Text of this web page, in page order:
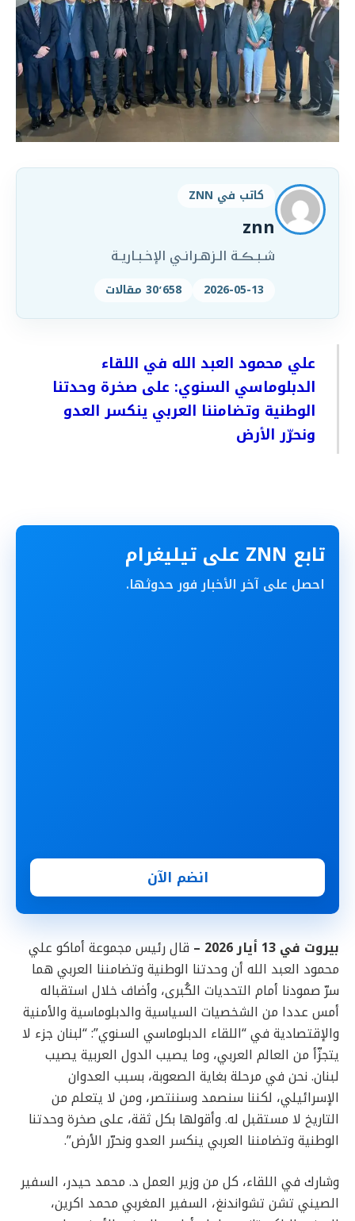
كاتب في ZNN
znn
شـبـڪـة الـزهـرانـي الإخـبـاريـة
2026-05-13 30٬658 مقالات
علي محمود العبد الله في اللقاء
الدبلوماسي السنوي: على صخرة وحدتنا
الوطنية وتضامننا العربي ينكسر العدو
ونحرّر الأرض
تابع ZNN على تيليغرام
احصل على آخر الأخبار فور حدوثها.
انضم الآن
بيروت في 13 أيار 2026 –
قال رئيس مجموعة أماكو علي
محمود العبد الله أن وحدتنا الوطنية وتضامننا العربي هما
سرّ صمودنا أمام التحديات الكُبرى، وأضاف خلال استقباله
أمس عددا من الشخصيات السياسية والدبلوماسية والأمنية
والإقتصادية في “اللقاء الدبلوماسي السنوي”: “لبنان جزء لا
يتجزّأ من العالم العربي، وما يصيب الدول العربية يصيب
لبنان. نحن في مرحلة بغاية الصعوبة، بسبب العدوان
الإسرائيلي، لكننا سنصمد وسننتصر، ومن لا يتعلم من
التاريخ لا مستقبل له. وأقولها بكل ثقة، على صخرة وحدتنا
الوطنية وتضامننا العربي ينكسر العدو ونحرّر الأرض”.
وشارك في اللقاء، كل من وزير العمل د. محمد حيدر، السفير
الصيني تشن تشواندنغ، السفير المغربي محمد اكرين،